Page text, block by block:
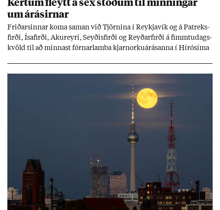
um árás­irn­ar
Frið­arsinn­ar koma sam­an við Tjörn­ina í Reykja­vík og á Pat­reks­
firði, Ísa­firði, Ak­ur­eyri, Seyð­is­firði og Reyð­ar­firði á fimmtu­dags­
kvöld til að minn­ast fórn­ar­lamba kjarn­orku­árás­anna í Hírósíma